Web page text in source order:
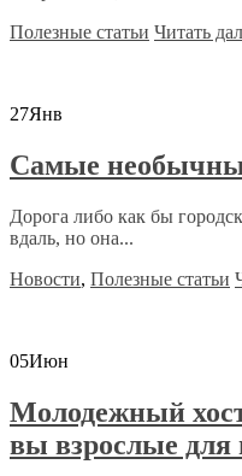
Полезные статьи Читать
27Янв
Самые
Дорога либо как бы
вдаль, но она...
Новости, Полезные статьи
05Июн
Молодежный
вы взрослые для